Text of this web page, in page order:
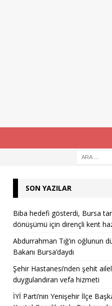
SON YAZILAR
Biba hedefi gösterdi, Bursa
dönüşümü için dirençli kent
Abdurrahman Tığ’ın oğlunun
Bakanı Bursa’daydı
Şehir Hastanesi’nden şehit
duygulandıran vefa hizmeti
İYİ Parti’nin Yenişehir İlçe